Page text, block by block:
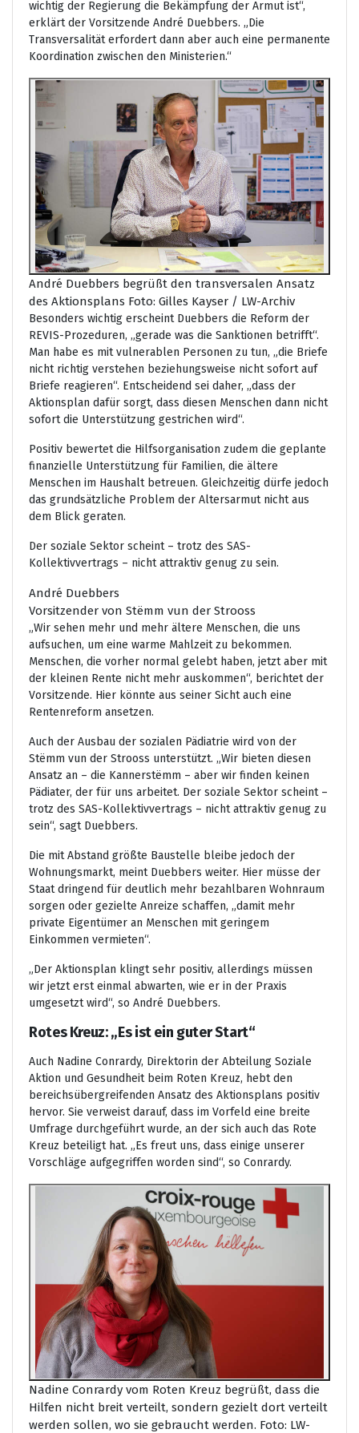
wichtig der Regierung die Bekämpfung der Armut ist“,
erklärt der Vorsitzende André Duebbers. „Die
Transversalität erfordert dann aber auch eine permanente
Koordination zwischen den Ministerien.“
André Duebbers begrüßt den transversalen Ansatz
des Aktionsplans Foto: Gilles Kayser / LW-Archiv
Besonders wichtig erscheint Duebbers die Reform der
REVIS-Prozeduren, „gerade was die Sanktionen betrifft“.
Man habe es mit vulnerablen Personen zu tun, „die Briefe
nicht richtig verstehen beziehungsweise nicht sofort auf
Briefe reagieren“. Entscheidend sei daher, „dass der
Aktionsplan dafür sorgt, dass diesen Menschen dann nicht
sofort die Unterstützung gestrichen wird“.
Positiv bewertet die Hilfsorganisation zudem die geplante
finanzielle Unterstützung für Familien, die ältere
Menschen im Haushalt betreuen. Gleichzeitig dürfe jedoch
das grundsätzliche Problem der Altersarmut nicht aus
dem Blick geraten.
Der soziale Sektor scheint – trotz des SAS-
Kollektivvertrags – nicht attraktiv genug zu sein.
André Duebbers
Vorsitzender von Stëmm vun der Strooss
„Wir sehen mehr und mehr ältere Menschen, die uns
aufsuchen, um eine warme Mahlzeit zu bekommen.
Menschen, die vorher normal gelebt haben, jetzt aber mit
der kleinen Rente nicht mehr auskommen“, berichtet der
Vorsitzende. Hier könnte aus seiner Sicht auch eine
Rentenreform ansetzen.
Auch der Ausbau der sozialen Pädiatrie wird von der
Stëmm vun der Strooss unterstützt. „Wir bieten diesen
Ansatz an – die Kannerstëmm – aber wir finden keinen
Pädiater, der für uns arbeitet. Der soziale Sektor scheint –
trotz des SAS-Kollektivvertrags – nicht attraktiv genug zu
sein“, sagt Duebbers.
Die mit Abstand größte Baustelle bleibe jedoch der
Wohnungsmarkt, meint Duebbers weiter. Hier müsse der
Staat dringend für deutlich mehr bezahlbaren Wohnraum
sorgen oder gezielte Anreize schaffen, „damit mehr
private Eigentümer an Menschen mit geringem
Einkommen vermieten“.
„Der Aktionsplan klingt sehr positiv, allerdings müssen
wir jetzt erst einmal abwarten, wie er in der Praxis
umgesetzt wird“, so André Duebbers.
Rotes Kreuz: „Es ist ein guter Start“
Auch Nadine Conrardy, Direktorin der Abteilung Soziale
Aktion und Gesundheit beim Roten Kreuz, hebt den
bereichsübergreifenden Ansatz des Aktionsplans positiv
hervor. Sie verweist darauf, dass im Vorfeld eine breite
Umfrage durchgeführt wurde, an der sich auch das Rote
Kreuz beteiligt hat. „Es freut uns, dass einige unserer
Vorschläge aufgegriffen worden sind“, so Conrardy.
Nadine Conrardy vom Roten Kreuz begrüßt, dass die
Hilfen nicht breit verteilt, sondern gezielt dort verteilt
werden sollen, wo sie gebraucht werden. Foto: LW-